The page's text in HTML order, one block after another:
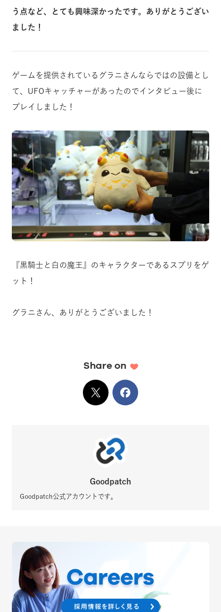
う点など、とても興味深かったです。ありがとうござい
ました！
ゲームを提供されているグラニさんならではの設備とし
て、UFOキャッチャーがあったのでインタビュー後に
プレイしました！
『黒騎士と白の魔王』のキャラクターであるスプリをゲ
ット！
グラニさん、ありがとうございました！
Share on
XでシェアFacebook
Goodpatch
Goodpatch公式アカウントです。